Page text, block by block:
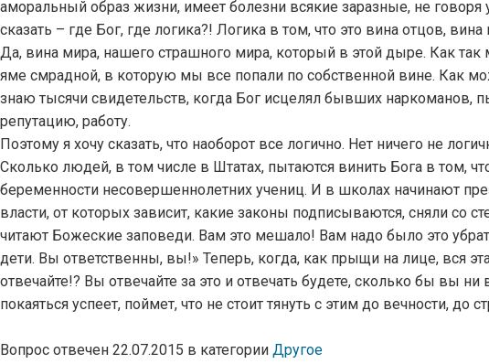
аморальный образ жизни, имеет болезни всякие заразные, не
сказать – где Бог, где логика?! Логика в том, что это вина отцов, вина
Да, вина мира, нашего страшного мира, который в этой дыре. Как
яме смрадной, в которую мы все попали по собственной вине. Как
знаю тысячи свидетельств, когда Бог исцелял бывших
репутацию, работу.
Поэтому я хочу сказать, что наоборот все логично. Нет ничего не
Сколько людей, в том числе в Штатах, пытаются винить Бога в том,
беременности несовершеннолетних учениц. И в школах начинают
власти, от которых зависит, какие законы подписываются, сняли со
читают Божеские заповеди. Вам это мешало! Вам надо было это
дети. Вы ответственны, вы!» Теперь, когда, как прыщи на лице, вся
отвечайте!? Вы отвечайте за это и отвечать будете, сколько бы вы
покаяться успеет, поймет, что не стоит тянуть с этим до вечности, до
Вопрос отвечен 22.07.2015 в категории Другое